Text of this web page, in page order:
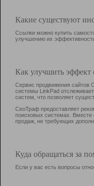
Какие существуют
Ссылки можно купить
улучшению их эффективности
Как улучшить эффект
Сервис продвижения сайтов
системы LinkPad
систем, что позволяет
СеоТраф предоставляет
поисковых системах. Вместе
продаж, не требующих
Куда обращаться за
Если у вас есть вопросы